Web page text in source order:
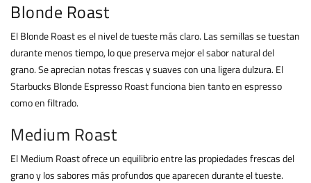
Blonde Roast
El Blonde Roast es el nivel de tueste más claro. Las semillas se tuestan
durante menos tiempo, lo que preserva mejor el sabor natural del
grano. Se aprecian notas frescas y suaves con una ligera dulzura. El
Starbucks Blonde Espresso Roast funciona bien tanto en espresso
como en filtrado.
Medium Roast
El Medium Roast ofrece un equilibrio entre las propiedades frescas del
grano y los sabores más profundos que aparecen durante el tueste.